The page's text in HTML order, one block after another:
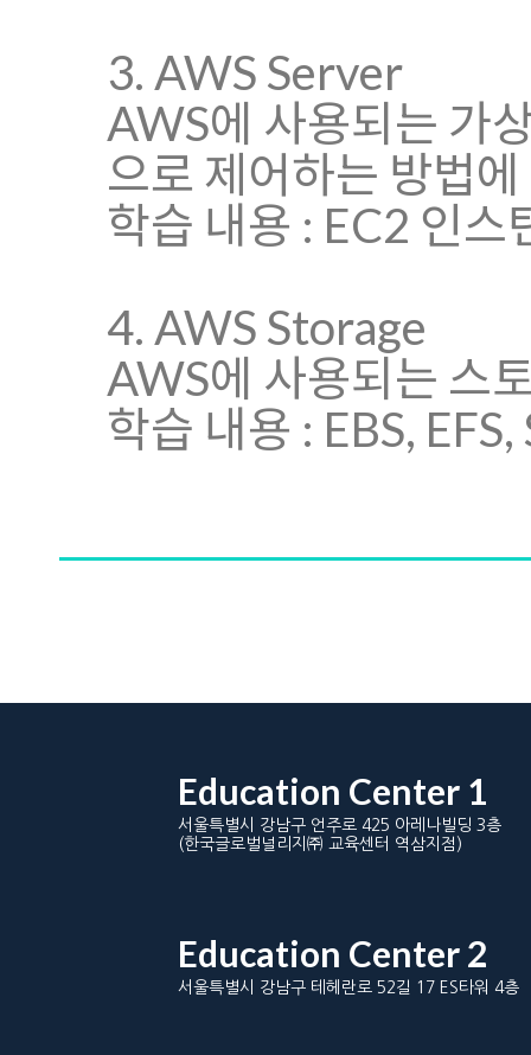
3. AWS Server
AWS에 사용되는 가
으로 제어하는 방법
학습 내용 : EC2 인스
4. AWS Storage
AWS에 사용되는 스
학습 내용 : EBS, EFS,
Education Center 1
서울특별시 강남구 언주로 425 아레나빌딩 3층
(한국글로벌널리지㈜ 교육센터 역삼지점)
Education Center 2
서울특별시 강남구 테헤란로 52길 17 ES타워 4층